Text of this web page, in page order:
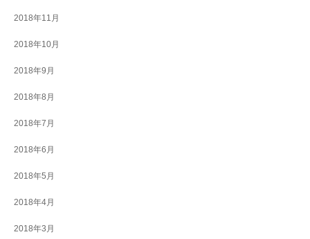
2018年11月
2018年10月
2018年9月
2018年8月
2018年7月
2018年6月
2018年5月
2018年4月
2018年3月